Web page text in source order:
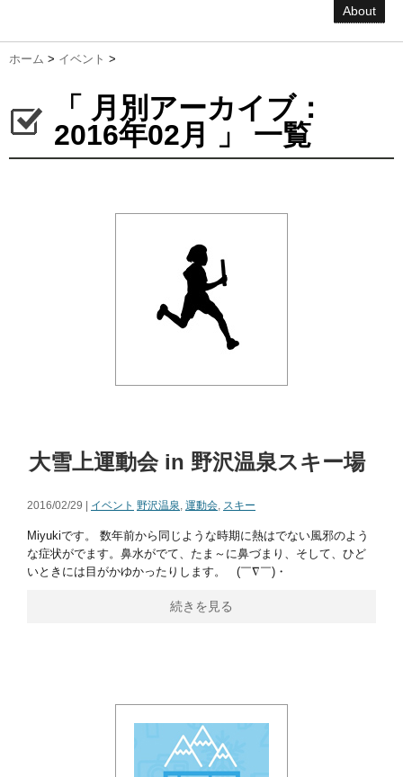
About
ホーム > イベント >
「 月別アーカイブ：
2016年02月 」 一覧
大雪上運動会 in 野沢温泉スキー場
2016/02/29 | イベント 野沢温泉, 運動会, スキー
Miyukiです。 数年前から同じような時期に熱はでない風邪のよう
な症状がでます。鼻水がでて、たま～に鼻づまり、そして、ひど
いときには目がかゆかったりします。 (￣∇￣)・
続きを見る